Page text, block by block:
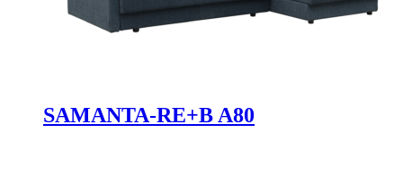
SAMANTA-RE+B A80